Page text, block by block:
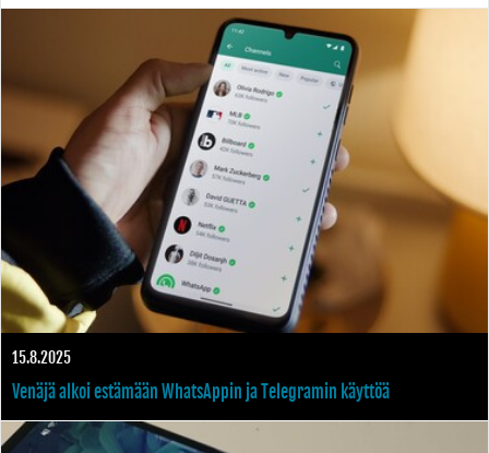
15.8.2025
Venäjä alkoi estämään WhatsAppin ja Telegramin käyttöä